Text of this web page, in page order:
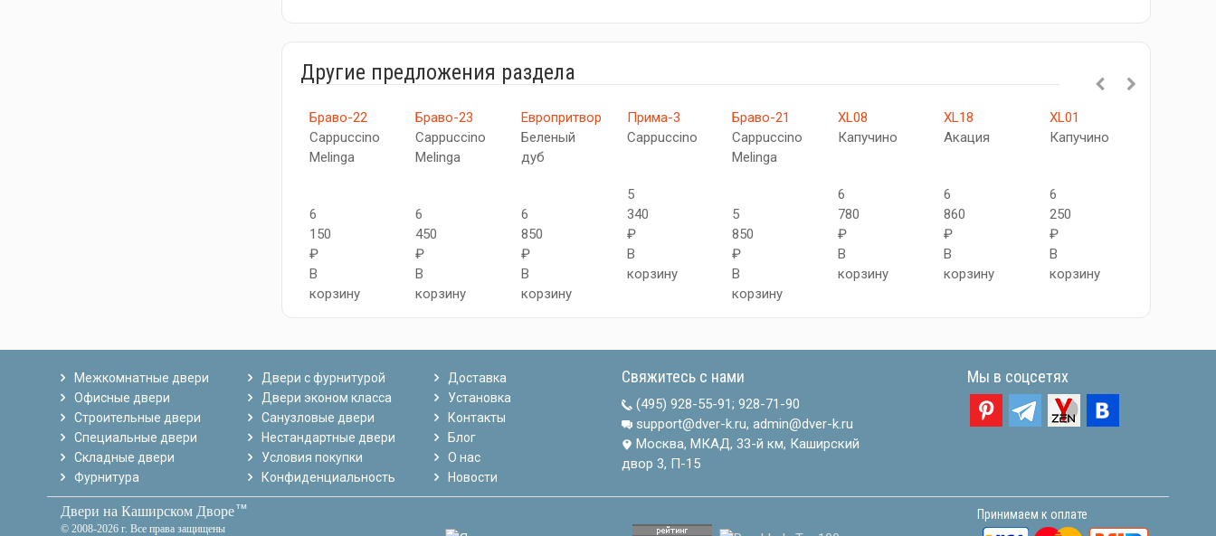
Другие предложения раздела
Браво-22
Cappuccino
Melinga
6
150
₽
В
корзину
Браво-23
Cappuccino
Melinga
6
450
₽
В
корзину
Европритвор
Беленый
дуб
6
850
₽
В
корзину
Прима-3
Cappuccino
5
340
₽
В
корзину
Браво-21
Cappuccino
Melinga
5
850
₽
В
корзину
XL08
Капучино
6
780
₽
В
корзину
XL18
Акация
6
860
₽
В
корзину
XL01
Капучино
6
250
₽
В
корзину
Межкомнатные двери
Офисные двери
Строительные двери
Специальные двери
Складные двери
Фурнитура
Двери с фурнитурой
Двери эконом класса
Санузловые двери
Нестандартные двери
Условия покупки
Конфиденциальность
Доставка
Установка
Контакты
Блог
О нас
Новости
Свяжитесь с нами
(495) 928-55-91; 928-71-90
support@dver-k.ru, admin@dver-k.ru
Москва, МКАД, 33-й км, Каширский
двор 3, П-15
Мы в соцсетях
Двери на Каширском Дворетм
© 2008-2026 г. Все права защищены
Принимаем к оплате